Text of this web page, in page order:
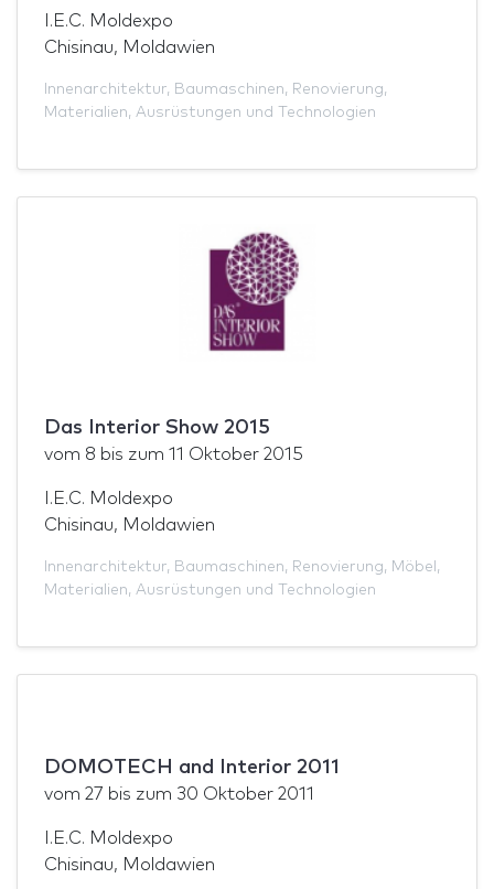
I.E.C. Moldexpo
Chisinau, Moldawien
Innenarchitektur, Baumaschinen, Renovierung,
Materialien, Ausrüstungen und Technologien
Das Interior Show 2015
vom 8 bis zum 11 Oktober 2015
I.E.C. Moldexpo
Chisinau, Moldawien
Innenarchitektur, Baumaschinen, Renovierung, Möbel ,
Materialien, Ausrüstungen und Technologien
DOMOTECH and Interior 2011
vom 27 bis zum 30 Oktober 2011
I.E.C. Moldexpo
Chisinau, Moldawien